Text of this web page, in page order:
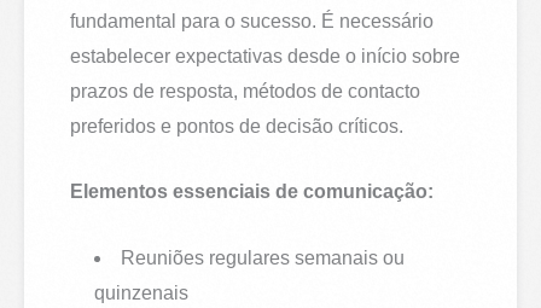
fundamental para o sucesso. É necessário
estabelecer expectativas desde o início sobre
prazos de resposta, métodos de contacto
preferidos e pontos de decisão críticos.
Elementos essenciais de comunicação:
Reuniões regulares semanais ou
quinzenais